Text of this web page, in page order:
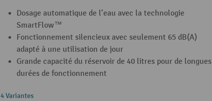
Dosage automatique de l’eau avec la technologie
SmartFlow™
Fonctionnement silencieux avec seulement 65 dB(A)
adapté à une utilisation de jour
Grande capacité du réservoir de 40 litres pour de longues
durées de fonctionnement
4 Variantes